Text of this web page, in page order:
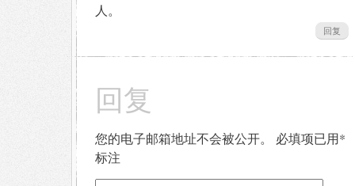
人。
回复
回复
您的电子邮箱地址不会被公开。 必填项已用*
标注